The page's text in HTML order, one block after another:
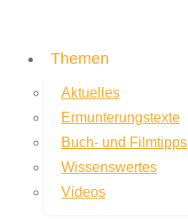
Themen
Aktuelles
Ermunterungstexte
Buch- und Filmtipps
Wissenswertes
Videos